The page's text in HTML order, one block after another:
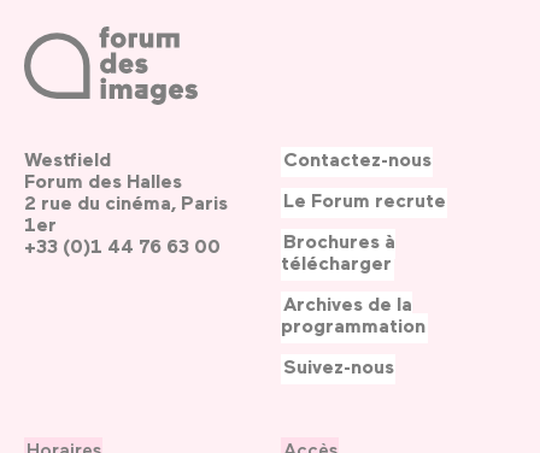
Westfield
Forum des Halles
2 rue du cinéma, Paris
1er
+33 (0)1 44 76 63 00
Contactez-nous
Le Forum recrute
Brochures à
télécharger
Archives de la
programmation
Suivez-nous